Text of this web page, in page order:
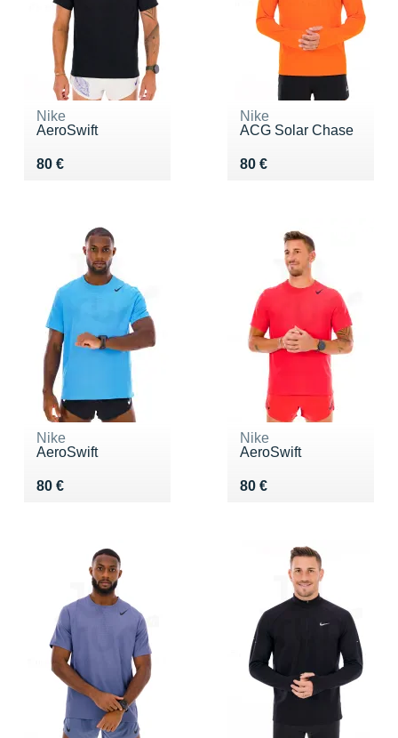
Nike
AeroSwift
80 €
Vendu 80 €
Nike
ACG Solar Chase
80 €
Vendu 80 €
Nike
AeroSwift
80 €
Vendu 80 €
Nike
AeroSwift
80 €
Vendu 80 €